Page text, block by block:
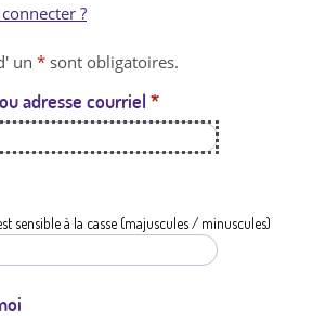
t
a
t
i
?
un * sont obligatoires.
adresse courriel *
sensible à la casse (majuscules / minuscules)